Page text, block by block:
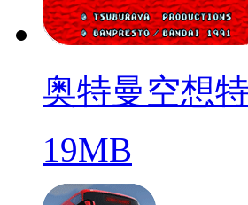
奥特曼空想
19MB